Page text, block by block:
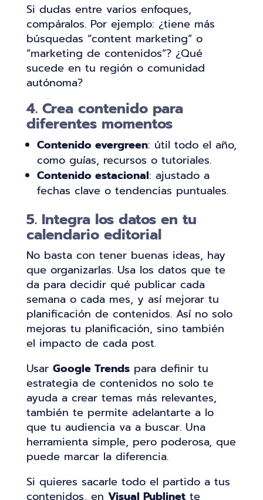
Si dudas entre varios enfoques,
compáralos. Por ejemplo: ¿tiene más
búsquedas “content marketing” o
“marketing de contenidos”? ¿Qué
sucede en tu región o comunidad
autónoma?
4. Crea contenido para
diferentes momentos
Contenido evergreen: útil todo el año,
como guías, recursos o tutoriales.
Contenido estacional: ajustado a
fechas clave o tendencias puntuales.
5. Integra los datos en tu
calendario editorial
No basta con tener buenas ideas, hay
que organizarlas. Usa los datos que te
da para decidir qué publicar cada
semana o cada mes, y así mejorar tu
planificación de contenidos. Así no solo
mejoras tu planificación, sino también
el impacto de cada post.
Usar Google Trendspara definir tu
estrategia de contenidos no solo te
ayuda a crear temas más relevantes,
también te permite adelantarte a lo
que tu audiencia va a buscar. Una
herramienta simple, pero poderosa, que
puede marcar la diferencia.
Si quieres sacarle todo el partido a tus
contenidos, en Visual Publinette